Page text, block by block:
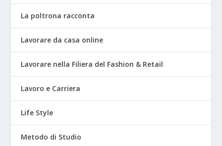
La poltrona racconta
Lavorare da casa online
Lavorare nella Filiera del Fashion & Retail
Lavoro e Carriera
Life Style
Metodo di Studio